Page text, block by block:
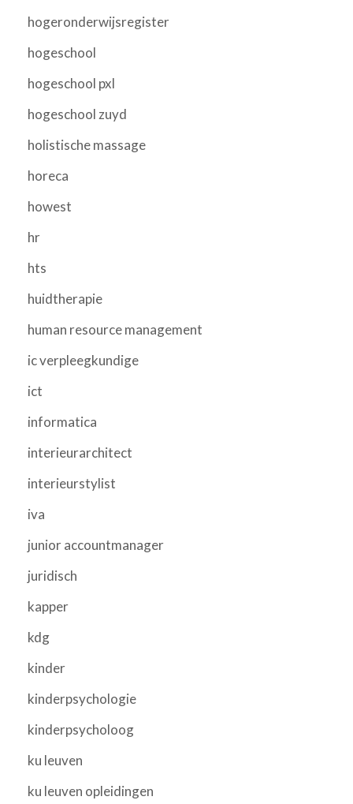
hogeronderwijsregister
hogeschool
hogeschool pxl
hogeschool zuyd
holistische massage
horeca
howest
hr
hts
huidtherapie
human resource management
ic verpleegkundige
ict
informatica
interieurarchitect
interieurstylist
iva
junior accountmanager
juridisch
kapper
kdg
kinder
kinderpsychologie
kinderpsycholoog
ku leuven
ku leuven opleidingen